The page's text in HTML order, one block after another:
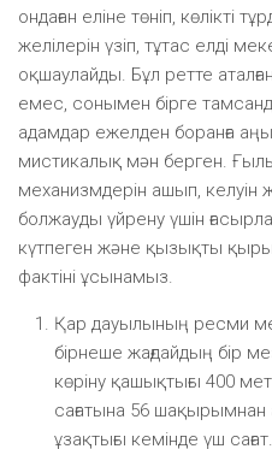
ондаған еліне төніп, көлікті
желілерін үзіп, тұтас елді
оқшаулайды. Бұл ретте
емес, сонымен бірге
адамдар ежелден боранға
мистикалық мән берген.
механизмдерін ашып, келуін
болжауды үйрену үшін
күтпеген және қызықты
фактіні ұсынамыз.
Қар дауылының ресми
бірнеше жағдайдың бір
көріну қашықтығы 400
сағатына 56
ұзақтығы кемінде үш